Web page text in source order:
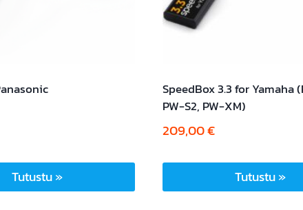
Tutustu »
SpeedBox 3.3 for Yamaha
PW-S2, PW-XM)
209,00€
Tutustu »